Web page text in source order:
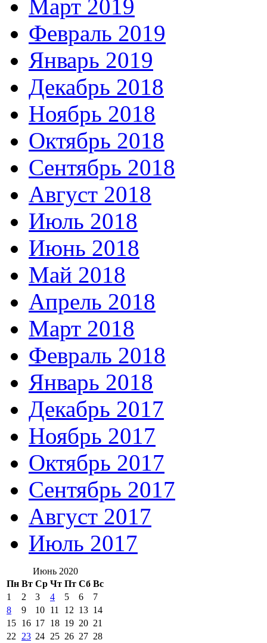
Март 2019
Февраль 2019
Январь 2019
Декабрь 2018
Ноябрь 2018
Октябрь 2018
Сентябрь 2018
Август 2018
Июль 2018
Июнь 2018
Май 2018
Апрель 2018
Март 2018
Февраль 2018
Январь 2018
Декабрь 2017
Ноябрь 2017
Октябрь 2017
Сентябрь 2017
Август 2017
Июль 2017
Июнь 2020
Пн Вт Ср Чт Пт Сб Вс
1
2 3 4 5 6
7
8
9 10 11 12 13 14
15 16 17 18 19 20 21
22
23 24 25 26 27 28